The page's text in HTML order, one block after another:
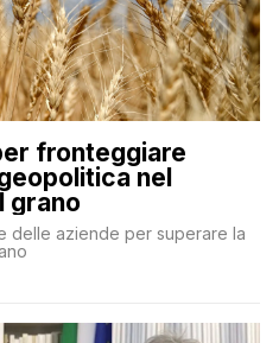
fronteggiare
nel
grano
delle aziende per superare la